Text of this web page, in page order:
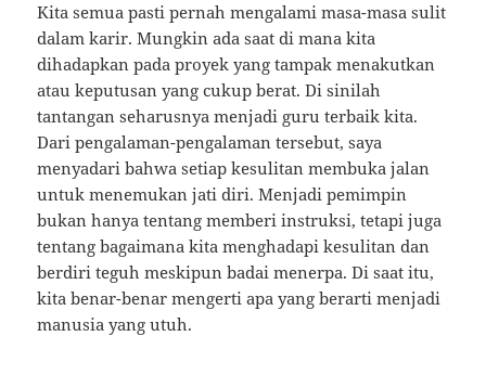
Kita semua pasti pernah mengalami masa-masa sulit
dalam karir. Mungkin ada saat di mana kita
dihadapkan pada proyek yang tampak menakutkan
atau keputusan yang cukup berat. Di sinilah
tantangan seharusnya menjadi guru terbaik kita.
Dari pengalaman-pengalaman tersebut, saya
menyadari bahwa setiap kesulitan membuka jalan
untuk menemukan jati diri. Menjadi pemimpin
bukan hanya tentang memberi instruksi, tetapi juga
tentang bagaimana kita menghadapi kesulitan dan
berdiri teguh meskipun badai menerpa. Di saat itu,
kita benar-benar mengerti apa yang berarti menjadi
manusia yang utuh.